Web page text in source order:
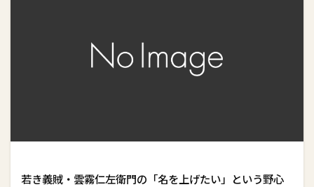
若き義賊・雲霧仁左衛門の「名を上げたい」という野心